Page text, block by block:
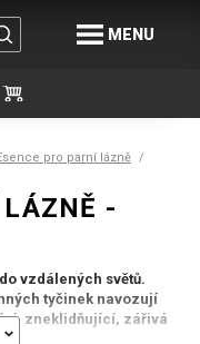
MENU
pro parní lázně
LÁZNĚ -
vzdálených světů.
tyčinek navozují
zneklidňující, zářivá